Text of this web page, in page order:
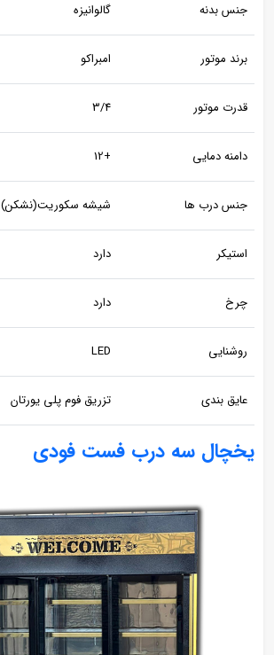
جنس بدنه گالوانیزه
برند موتور امبراکو
قدرت موتور 3/4
دامنه دمایی +12
جنس درب ها شیشه سکوریت(نشکن)
استیکر دارد
چرخ دارد
روشنایی LED
عایق بندی تزریق فوم پلی یورتان
یخچال سه درب فست فودی